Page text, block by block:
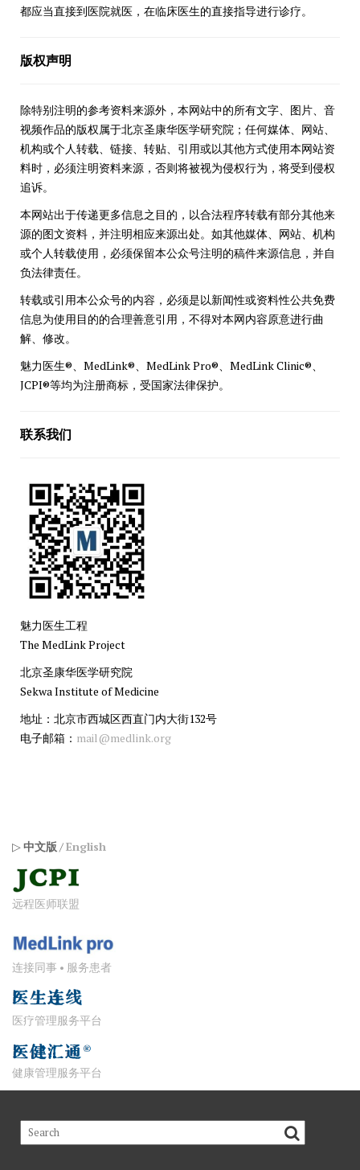
都应当直接到医院就医，在临床医生的直接指导进行诊疗。
版权声明
除特别注明的参考资料来源外，本网站中的所有文字、图片、音
视频作品的版权属于北京圣康华医学研究院；任何媒体、网站、
机构或个人转载、链接、转贴、引用或以其他方式使用本网站资
料时，必须注明资料来源，否则将被视为侵权行为，将受到侵权
追诉。
本网站出于传递更多信息之目的，以合法程序转载有部分其他来
源的图文资料，并注明相应来源出处。如其他媒体、网站、机构
或个人转载使用，必须保留本公众号注明的稿件来源信息，并自
负法律责任。
转载或引用本公众号的内容，必须是以新闻性或资料性公共免费
信息为使用目的的合理善意引用，不得对本网内容原意进行曲
解、修改。
魅力医生®、MedLink®、MedLink Pro®、MedLink Clinic®、
JCPI®等均为注册商标，受国家法律保护。
联系我们
魅力医生工程
The MedLink Project
北京圣康华医学研究院
Sekwa Institute of Medicine
地址：北京市西城区西直门内大街132号
电子邮箱： mail@medlink.org
▷中文版 /English
远程医师联盟
连接同事 • 服务患者
医疗管理服务平台
健康管理服务平台